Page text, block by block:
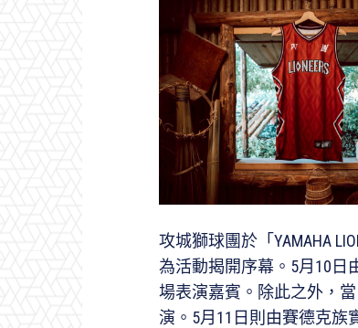
攻城獅球團於「YAMAHA
為活動揭開序幕。5月10日
場表演嘉賓。除此之外，
演。5月11日則由賽德克族